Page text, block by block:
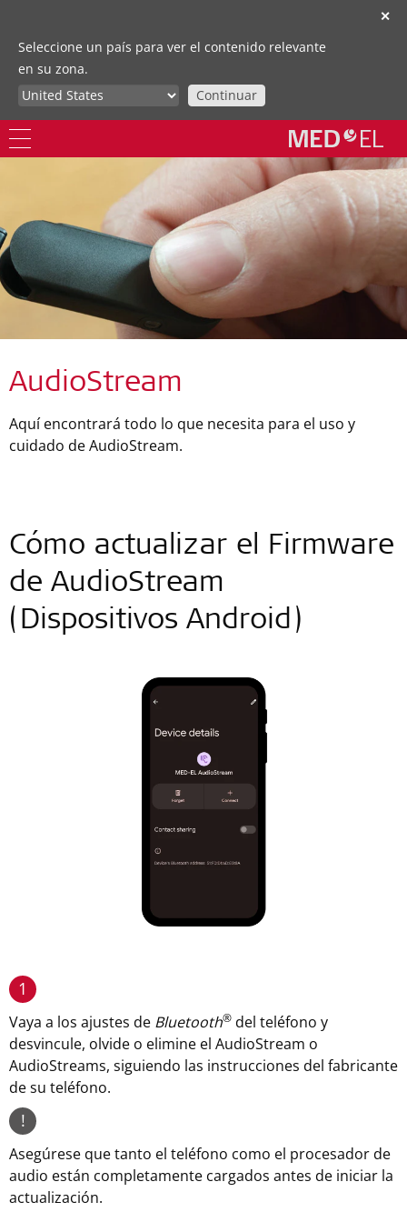
✕
Seleccione un país para ver el contenido relevante
en su zona.
Continuar
AudioStream
Aquí encontrará todo lo que necesita para el uso y
cuidado de AudioStream.
Cómo actualizar el Firmware
de AudioStream
(Dispositivos Android)
1
Vaya a los ajustes de Bluetooth® del teléfono y
desvincule, olvide o elimine el AudioStream o
AudioStreams, siguiendo las instrucciones del fabricante
de su teléfono.
!
Asegúrese que tanto el teléfono como el procesador de
audio están completamente cargados antes de iniciar la
actualización.